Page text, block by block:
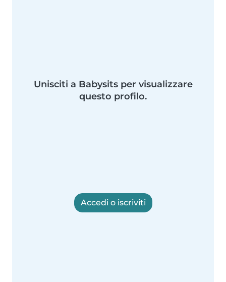
Unisciti a Babysits per visualizzare
questo profilo.
Accedi o iscriviti